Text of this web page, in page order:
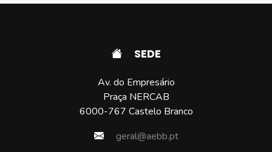
SEDE
Av. do Empresário
Praça NERCAB
6000-767 Castelo Branco
geral@aebb.pt